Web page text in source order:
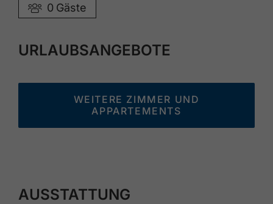
0 Gäste
URLAUBSANGEBOTE
WEITERE ZIMMER UND
APPARTEMENTS
AUSSTATTUNG